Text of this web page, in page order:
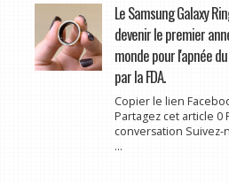
Le Samsung Galaxy
devenir le premier
monde pour l'apnée
par la FDA.
Copier le lien
Partagez cet article 0
conversation
...